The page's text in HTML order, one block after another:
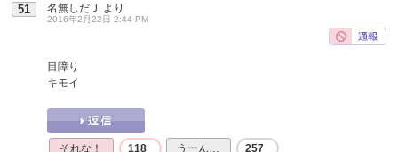
51 名無しだＪ より
2016年2月22日 2:44 PM
目障り
キモイ
それな！ 118 うーん… 257